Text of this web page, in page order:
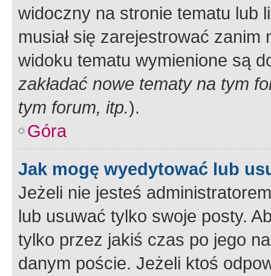
widoczny na stronie tematu lub
musiał się zarejestrować
widoku tematu wymienione są
zakładać nowe tematy na tym
tym forum, itp.).
Góra
Jak mogę wyedytować lub
Jeżeli nie jesteś
lub usuwać tylko swoje posty.
tylko przez jakiś czas po jego
danym poście. Jeżeli ktoś